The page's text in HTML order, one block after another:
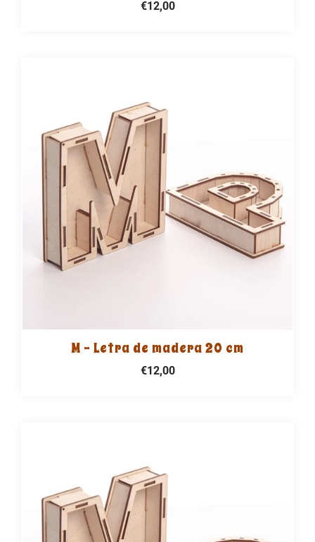
€12,00
M - Letra de madera 20 cm
€12,00